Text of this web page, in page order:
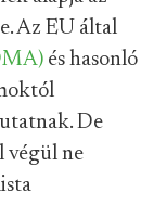
Az EU által
és hasonló
De
végül ne